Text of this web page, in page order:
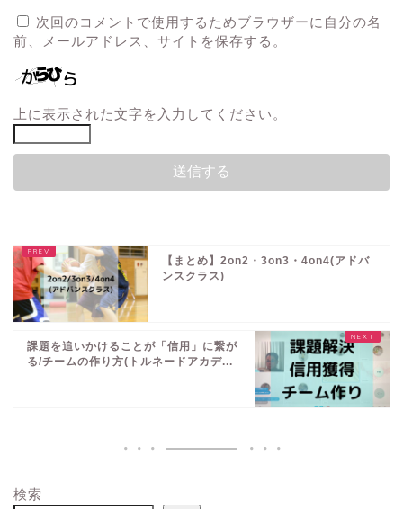
次回のコメントで使用するためブラウザーに自分の名
前、メールアドレス、サイトを保存する。
上に表示された文字を入力してください。
【まとめ】2on2・3on3・4on4(アドバ
ンスクラス)
課題を追いかけることが「信用」に繋が
る/チームの作り方(トルネードアカデ...
検索